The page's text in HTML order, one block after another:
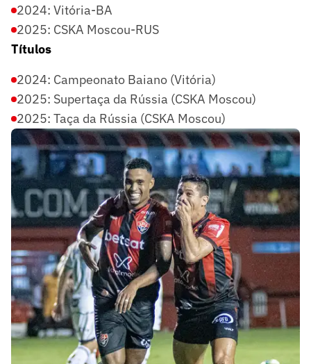
2024: Vitória-BA
2025: CSKA Moscou-RUS
Títulos
2024: Campeonato Baiano (Vitória)
2025: Supertaça da Rússia (CSKA Moscou)
2025: Taça da Rússia (CSKA Moscou)